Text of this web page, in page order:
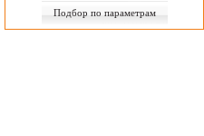
Подбор по параметрам